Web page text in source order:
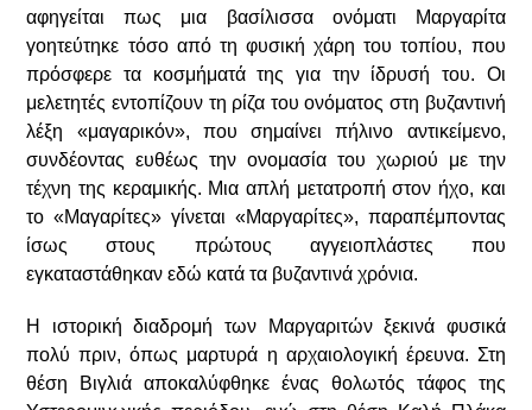
αφηγείται πως μια βασίλισσα ονόματι Μαργαρίτα
γοητεύτηκε τόσο από τη φυσική χάρη του τοπίου, που
πρόσφερε τα κοσμήματά της για την ίδρυσή του. Οι
μελετητές εντοπίζουν τη ρίζα του ονόματος στη βυζαντινή
λέξη «μαγαρικόν», που σημαίνει πήλινο αντικείμενο,
συνδέοντας ευθέως την ονομασία του χωριού με την
τέχνη της κεραμικής. Μια απλή μετατροπή στον ήχο, και
το «Μαγαρίτες» γίνεται «Μαργαρίτες», παραπέμποντας
ίσως στους πρώτους αγγειοπλάστες που
εγκαταστάθηκαν εδώ κατά τα βυζαντινά χρόνια.
Η ιστορική διαδρομή των Μαργαριτών ξεκινά φυσικά
πολύ πριν, όπως μαρτυρά η αρχαιολογική έρευνα. Στη
θέση Βιγλιά αποκαλύφθηκε ένας θολωτός τάφος της